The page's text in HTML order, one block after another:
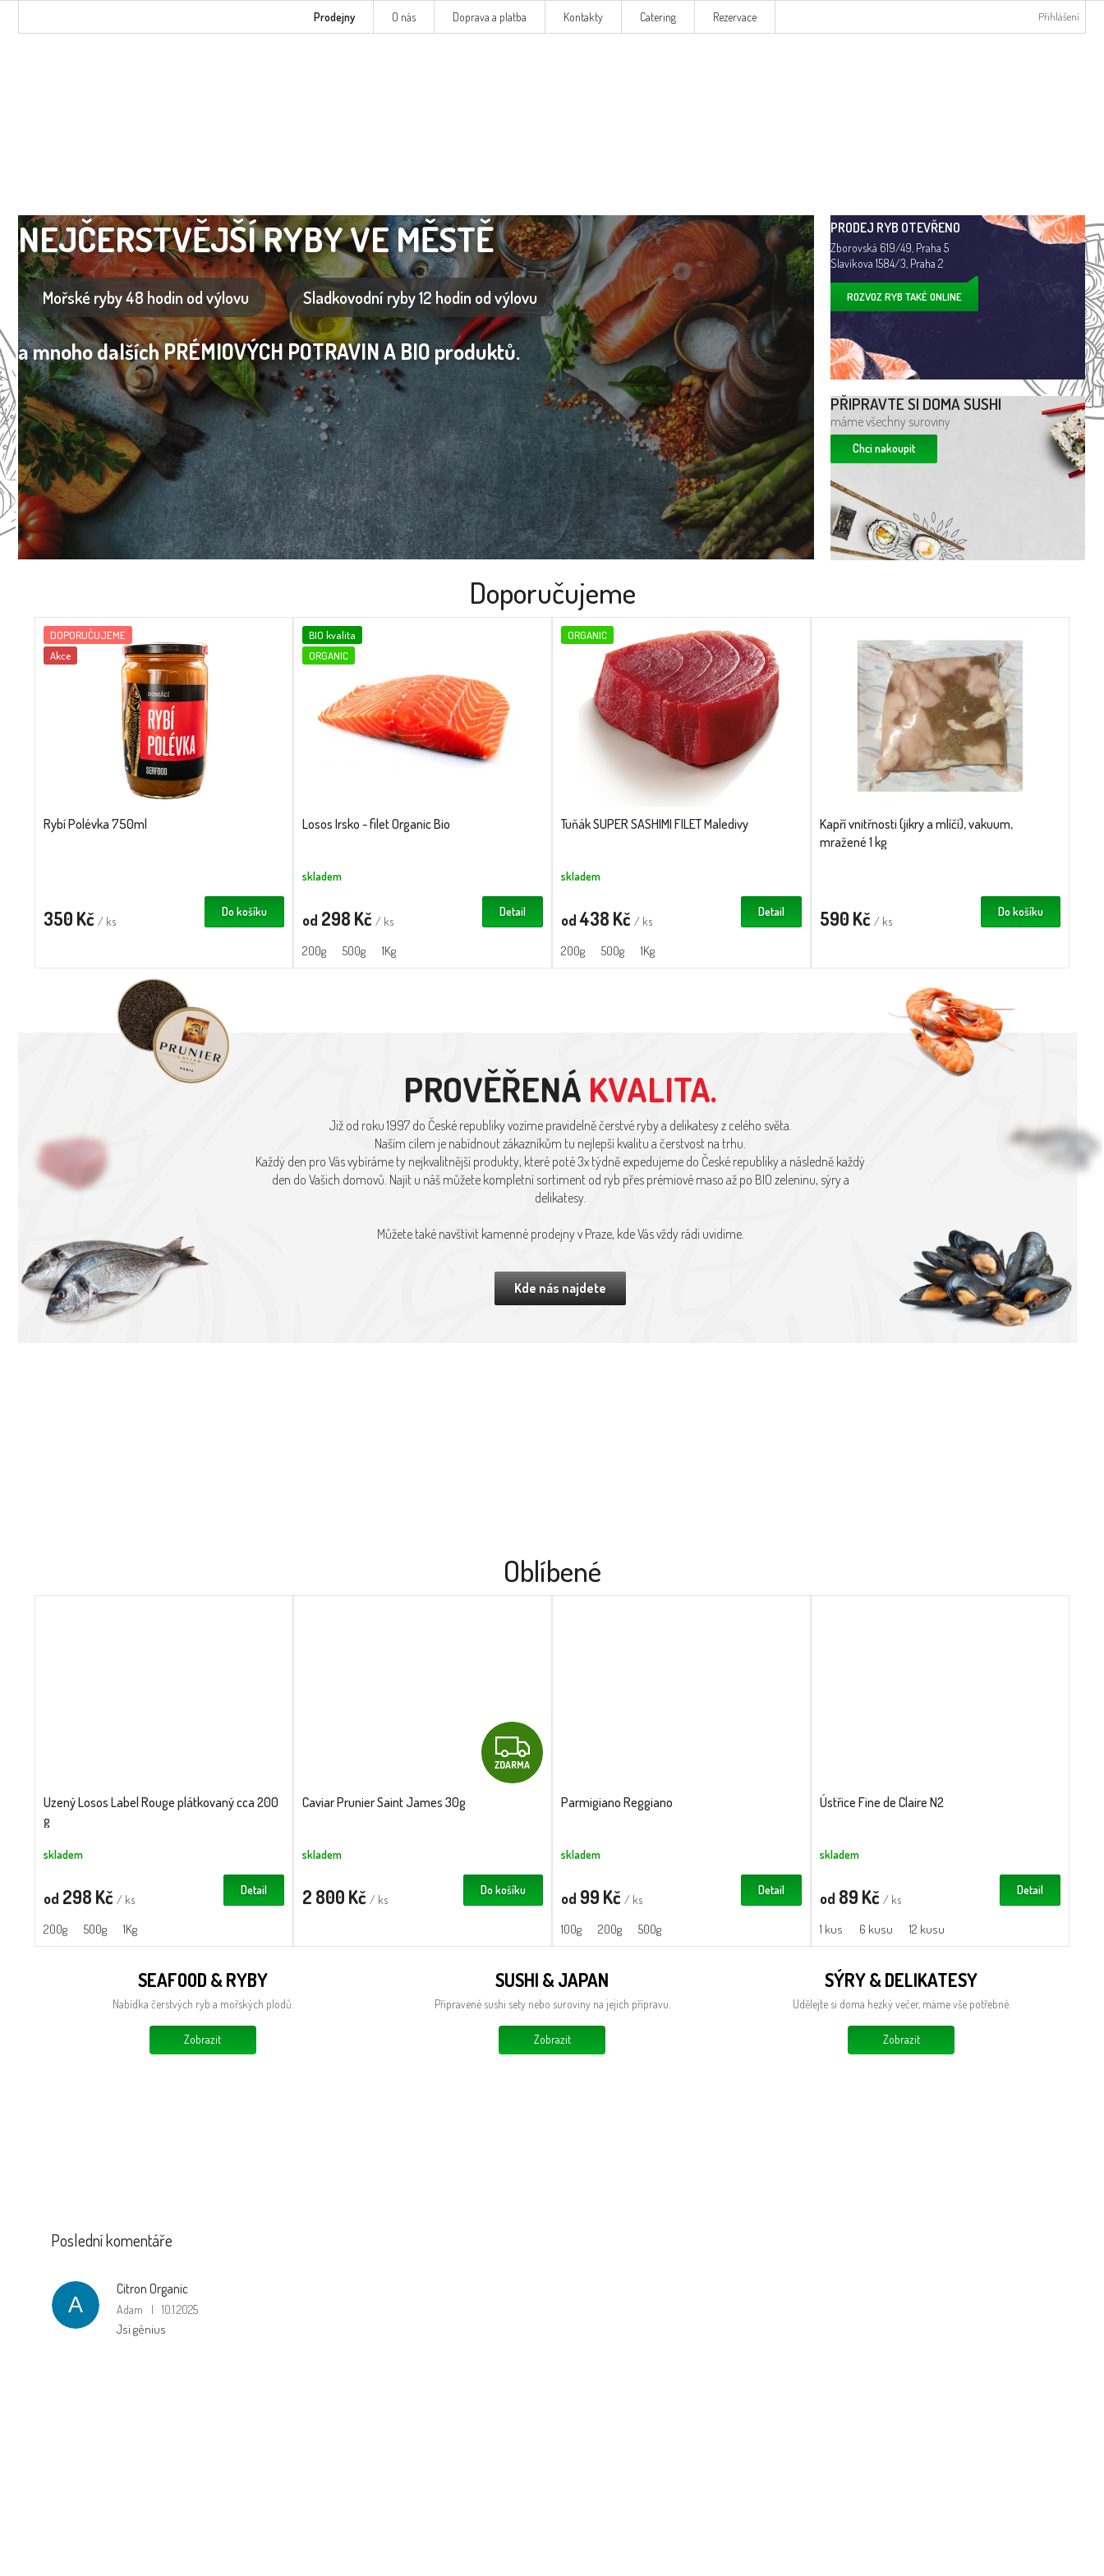
Prodejny O nás Doprava a platba Kontakty Catering Rezervace Přihlášení
NEJČERSTVĚJŠÍ RYBY VE MĚSTĚ
Mořské ryby 48 hodin od výlovu Sladkovodní ryby 12 hodin od výlovu
a mnoho dalších PRÉMIOVÝCH POTRAVIN A BIO produktů.
PRODEJ RYB OTEVŘENO
Zborovská 619/49, Praha 5
Slavíkova 1584/3, Praha 2
ROZVOZ RYB TAKÉ ONLINE
PŘIPRAVTE SI DOMA SUSHI
máme všechny suroviny
Chci nakoupit
Doporučujeme
DOPORUČUJEME
Akce
Rybí Polévka 750ml
350 Kč / ks
Do košíku
BIO kvalita
ORGANIC
Losos Irsko - filet Organic Bio
skladem
od 298 Kč / ks
Detail
200g 500g 1Kg
ORGANIC
Tuňák SUPER SASHIMI FILET Maledivy
skladem
od438 Kč / ks
Detail
200g 500g 1Kg
Kapří vnitřnosti (jikry a mlíčí), vakuum,
mražené 1 kg
590 Kč / ks
Do košíku
PROVĚŘENÁ KVALITA.
Již od roku 1997 do České republiky vozíme pravidelně čerstvé ryby a delikatesy z celého světa.
Naším cílem je nabídnout zákazníkům tu nejlepší kvalitu a čerstvost na trhu.
Každý den pro Vás vybíráme ty nejkvalitnější produkty, které poté 3x týdně expedujeme do České republiky a následně každý
den do Vašich domovů. Najít u náš můžete kompletní sortiment od ryb přes prémiové maso až po BIO zeleninu, sýry a
delikatesy.
Můžete také navštívit kamenné prodejny v Praze, kde Vás vždy rádi uvidíme.
Kde nás najdete
Oblíbené
Uzený Losos Label Rouge plátkovaný cca 200
g
skladem
od 298 Kč / ks
Detail
200g 500g 1Kg
Z
D
M
ZDARMA
Caviar Prunier Saint James 30g
skladem
2 800 Kč / ks
Do košíku
Parmigiano Reggiano
skladem
od 99 Kč / ks
Detail
100g 200g 500g
Ústřice Fine de Claire N2
skladem
od 89 Kč / ks
Detail
1 kus 6 kusu 12 kusu
SEAFOOD & RYBY
Nabídka čerstvých ryb a mořských plodů.
Zobrazit
SUSHI & JAPAN
Připravené sushi sety nebo suroviny na jejich přípravu.
Zobrazit
SÝRY & DELIKATESY
Udělejte si doma hezký večer, máme vše potřebné.
Zobrazit
Poslední komentáře
A
Citron Organic
Adam | 10.1.2025
Jsi génius